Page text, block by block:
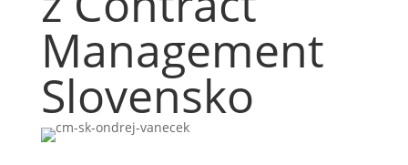
Management
Slovensko